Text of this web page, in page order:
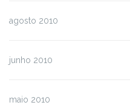
agosto 2010
junho 2010
maio 2010